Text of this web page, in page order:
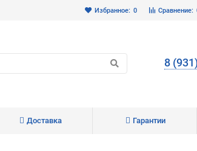
Сравнение:
Избранное: 0
8
Доставка Гарантии